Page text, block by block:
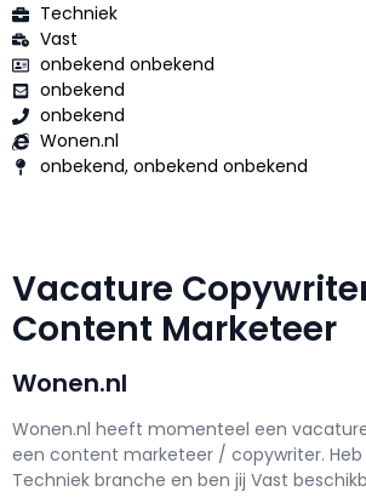
Techniek
Vast
onbekend onbekend
onbekend
onbekend
Wonen.nl
onbekend, onbekend onbekend
Vacature
Content Marketeer
Wonen.nl
Wonen.nl heeft momenteel een
een content marketeer / copywriter.
Techniek branche en ben jij Vast